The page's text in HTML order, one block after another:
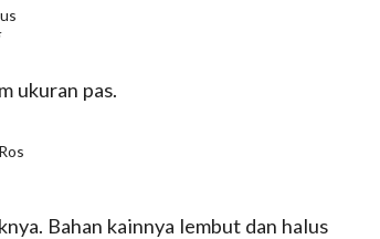
ukuran pas.
Bahan kainnya lembut dan halus